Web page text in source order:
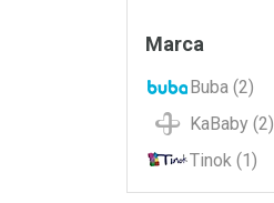
Filtros
Marca
Buba (2)
KaBaby (2)
Tinok (1)